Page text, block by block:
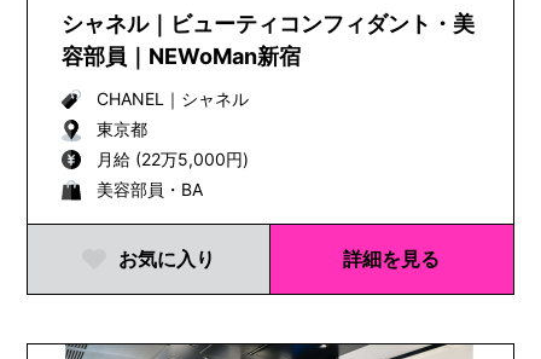
シャネル｜ビューティコンフィダント・美
容部員｜NEWoMan新宿
CHANEL ｜ シャネル
東京都
月給 (22万5,000円)
美容部員・BA
お気に入り 詳細を見る